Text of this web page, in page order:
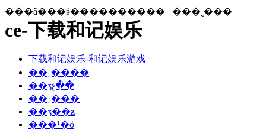
���ã���ӭ���������� ���˷���
ce-下载和记娱乐
下载和记娱乐-和记娱乐游戏
��˾����
��ʒչ��
��˾���
��ʒ��ƶ
���¹�ӧ